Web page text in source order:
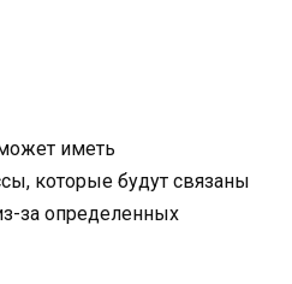
иметь
которые будут связаны
за определенных